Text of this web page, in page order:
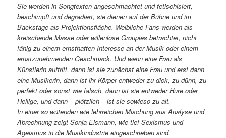
Sie werden in Songtexten angeschmachtet und fetischisiert,
beschimpft und degradiert, sie dienen auf der Bühne und im
Backstage als Projektionsfläche. Weibliche Fans werden als
kreischende Masse oder willenlose Groupies betrachtet, nicht
fähig zu einem ernsthaften Interesse an der Musik oder einem
ernstzunehmenden Geschmack. Und wenn eine Frau als
Künstlerin auftritt, dann ist sie zunächst eine Frau und erst dann
eine Musikerin, dann ist ihr Körper entweder zu dick, zu dünn, zu
perfekt oder sonst wie falsch, dann ist sie entweder Hure oder
Heilige, und dann – plötzlich – ist sie sowieso zu alt.
In einer so wütenden wie lehrreichen Mischung aus Analyse und
Abrechnung zeigt Sonja Eismann, wie tief Sexismus und
Ageismus in die Musikindustrie eingeschrieben sind.